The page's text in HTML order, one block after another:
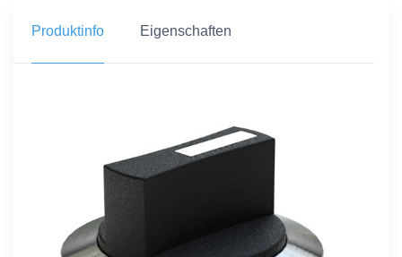
Produktinfo Eigenschaften